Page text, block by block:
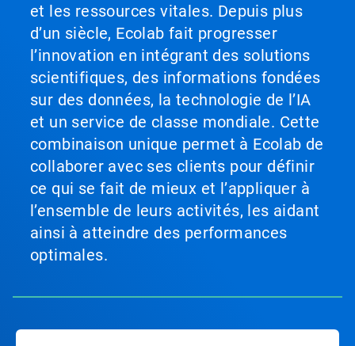
et les ressources vitales. Depuis plus
d’un siècle, Ecolab fait progresser
l’innovation en intégrant des solutions
scientifiques, des informations fondées
sur des données, la technologie de l’IA
et un service de classe mondiale. Cette
combinaison unique permet à Ecolab de
collaborer avec ses clients pour définir
ce qui se fait de mieux et l’appliquer à
l’ensemble de leurs activités, les aidant
ainsi à atteindre des performances
optimales.